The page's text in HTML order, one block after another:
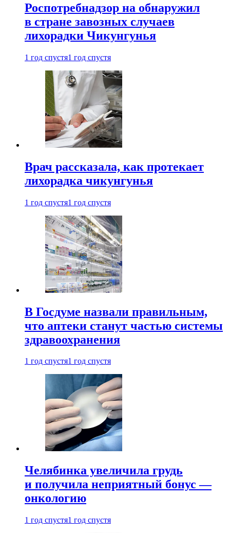
Роспотребнадзор на обнаружил
в стране завозных случаев
лихорадки Чикунгунья
1 год спустя1 год спустя
Врач рассказала, как протекает
лихорадка чикунгунья
1 год спустя1 год спустя
В Госдуме назвали правильным,
что аптеки станут частью системы
здравоохранения
1 год спустя1 год спустя
Челябинка увеличила грудь
и получила неприятный бонус —
онкологию
1 год спустя1 год спустя